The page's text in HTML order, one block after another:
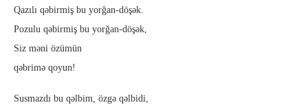
Qazılı qəbirmiş bu yorğan-döşək.
Pozulu qəbirmiş bu yorğan-döşək,
Siz məni özümün
qəbrimə qoyun!
Susmazdı bu qəlbim, özgə qəlbidi,